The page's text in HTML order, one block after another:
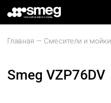
Главная Смесители и мойки
Smeg VZP76DV